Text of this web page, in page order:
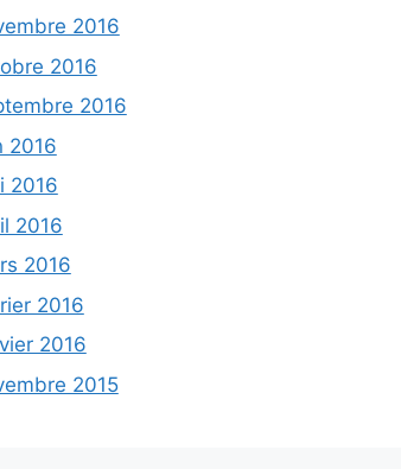
2016
2016
2016
2016
2016
2016
2016
2016
2016
2015